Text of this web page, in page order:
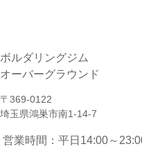
ボルダリングジム
オーバーグラウンド
〒369-0122
埼玉県鴻巣市南1-14-7
営業時間：平日14:00～